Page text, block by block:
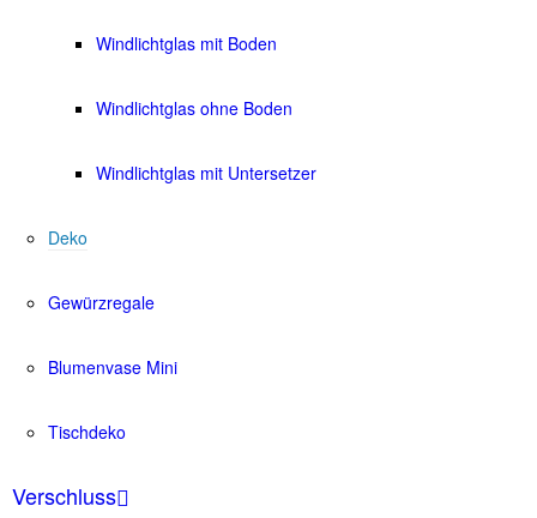
Windlichtglas mit Boden
Windlichtglas ohne Boden
Windlichtglas mit Untersetzer
Deko
Gewürzregale
Blumenvase Mini
Tischdeko
Verschluss